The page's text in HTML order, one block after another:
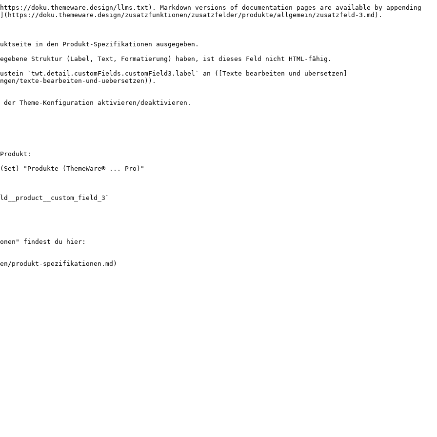
doku.themeware.design/llms.txt). Markdown versions of documentation pages are available by appending
doku.themeware.design/zusatzfunktionen/zusatzfelder/produkte/allgemein/zusatzfeld-3.md).
in den Produkt-Spezifikationen ausgegeben.
Struktur (Label, Text, Formatierung) haben, ist dieses Feld nicht HTML-fähig.
`twt.detail.customFields.customField3.label` an ([Texte bearbeiten und übersetzen]
texte-bearbeiten-und-uebersetzen)).
Theme-Konfiguration aktivieren/deaktivieren.
"Produkte (ThemeWare® ... Pro)"
findest du hier:
produkt-spezifikationen.md)